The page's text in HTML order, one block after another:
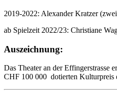
2019-2022: Alexander Kratzer
ab Spielzeit 2022/23: Christiane
Auszeichnung:
Das Theater an der Effingerstrasse
CHF 100 000 dotierten Kulturpreis